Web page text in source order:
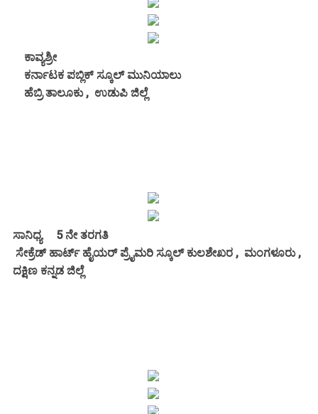
ಕಾವ್ಯಶ್ರೀ
ಕರ್ನಾಟಕ ಪಬ್ಲಿಕ್ ಸ್ಕೂಲ್ ಮುನಿಯಾಲು
ಹೆಬ್ರಿ ತಾಲೂಕು , ಉಡುಪಿ ಜಿಲ್ಲೆ
ಸಾನಿಧ್ಯ 5 ನೇ ತರಗತಿ
ಸೇಕ್ರೆಡ್ ಹಾರ್ಟ್ ಹೈಯರ್ ಪ್ರೈಮರಿ ಸ್ಕೂಲ್ ಕುಲಶೇಖರ , ಮಂಗಳೂರು ,
ದಕ್ಷಿಣ ಕನ್ನಡ ಜಿಲ್ಲೆ